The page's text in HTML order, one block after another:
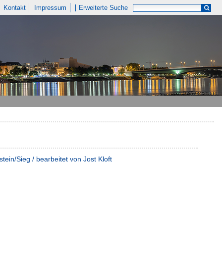
Kontakt Impressum Erweiterte Suche
Sieg / bearbeitet von Jost Kloft